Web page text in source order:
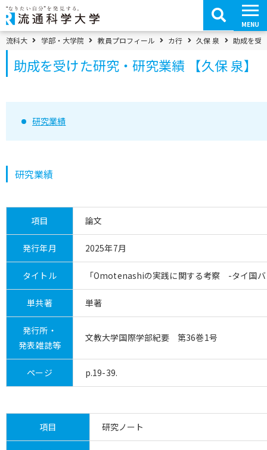
コ
ン
テ
ン
ツ
へ
移
MENU
パンくずメニュー
流科大 学部・大学院 教員プロフィール カ行 久保 泉 助成を受
助成を受けた研究・研究業績 【久保 泉】
研究業績
研究業績
項目 論文
発行年月 2025年7月
タイトル 「Omotenashiの実践に関する考察 -タイ国
単共著 単著
発行所・
発表雑誌等
文教大学国際学部紀要 第36巻1号
ページ p.19-39.
項目 研究ノート